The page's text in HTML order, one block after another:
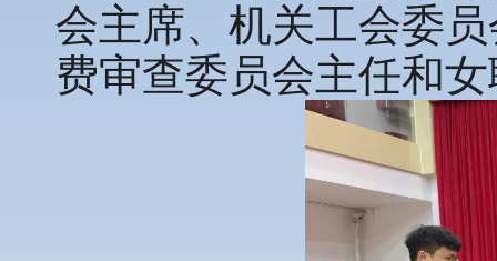
会主席、机关工会委
费审查委员会主任和